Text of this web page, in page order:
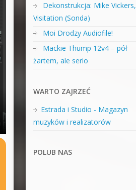
Dekonstrukcja: Mike Vickers,
Visitation (Sonda)
Moi Drodzy Audiofile!
Mackie Thump 12v4 – pół
żartem, ale serio
WARTO ZAJRZEĆ
Estrada i Studio - Magazyn
muzyków i realizatorów
POLUB NAS